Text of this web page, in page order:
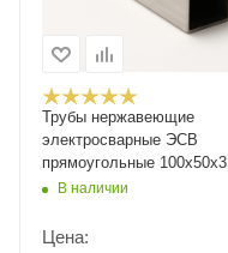
Трубы нержавеющие
электросварные ЭСВ
прямоугольные 100х50х3
шлиф имп ASTM A554,
08Х18Н10
В наличии
Цена: